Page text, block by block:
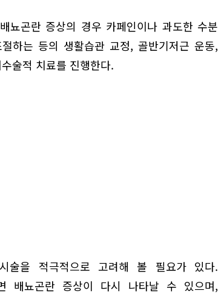
뇨곤란 증상의 경우 카페인이나 과도한 수분
하는 등의 생활습관 교정, 골반기저근 운동,
술적 치료를 진행한다.
술을 적극적으로 고려해 볼 필요가 있다.
배뇨곤란 증상이 다시 나타날 수 있으며,